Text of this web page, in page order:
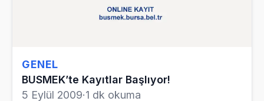
GENEL
BUSMEK’te Kayıtlar Başlıyor!
5 Eylül 2009·1 dk okuma